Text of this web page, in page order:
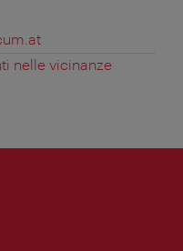
nelle vicinanze